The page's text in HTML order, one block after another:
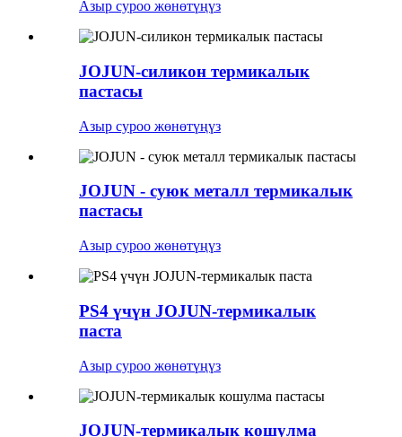
Азыр суроо жөнөтүңүз
JOJUN-силикон термикалык
пастасы
Азыр суроо жөнөтүңүз
JOJUN - суюк металл термикалык
пастасы
Азыр суроо жөнөтүңүз
PS4 үчүн JOJUN-термикалык
паста
Азыр суроо жөнөтүңүз
JOJUN-термикалык кошулма